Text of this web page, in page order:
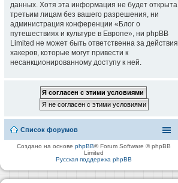
данных. Хотя эта информация не будет открыта
третьим лицам без вашего разрешения, ни
администрация конференции «Блог о
путешествиях и культуре в Европе», ни phpBB
Limited не может быть ответственна за действия
хакеров, которые могут привести к
несанкционированному доступу к ней.
Список форумов
Создано на основеphpBB® Forum Software © phpBB
Limited
Русская поддержка phpBB